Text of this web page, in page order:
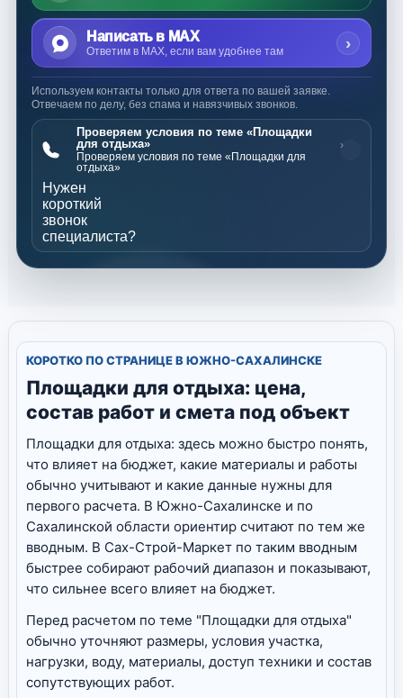
Написать в MAX
Ответим в MAX, если вам удобнее там ›
Используем контакты только для ответа по вашей заявке.
Отвечаем по делу, без спама и навязчивых звонков.
Проверяем условия по теме «Площадки
для отдыха»
Проверяем условия по теме «Площадки для
отдыха»
›
Нужен
короткий
звонок
специалиста?
КОРОТКО ПО СТРАНИЦЕ В ЮЖНО-САХАЛИНСКЕ
Площадки для отдыха: цена,
состав работ и смета под объект
Площадки для отдыха: здесь можно быстро понять,
что влияет на бюджет, какие материалы и работы
обычно учитывают и какие данные нужны для
первого расчета. В Южно-Сахалинске и по
Сахалинской области ориентир считают по тем же
вводным. В Сах-Строй-Маркет по таким вводным
быстрее собирают рабочий диапазон и показывают,
что сильнее всего влияет на бюджет.
Перед расчетом по теме "Площадки для отдыха"
обычно уточняют размеры, условия участка,
нагрузки, воду, материалы, доступ техники и состав
сопутствующих работ.